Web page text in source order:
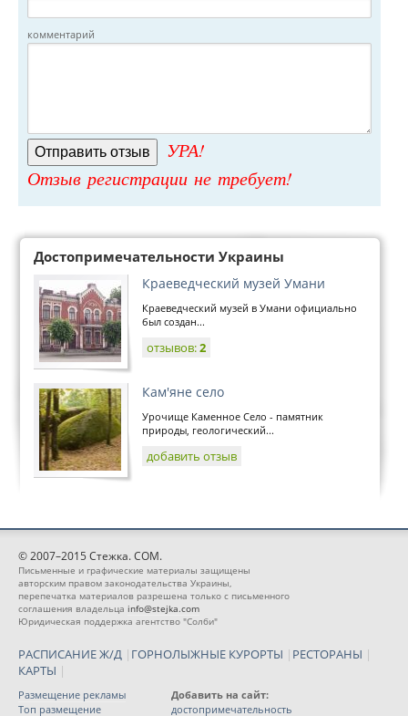
комментарий
УРА!
Отзыв регистрации не требует!
Достопримечательности Украины
Краеведческий музей Умани
Краеведческий музей в Умани официально
был создан...
отзывов:2
Кам'яне село
Урочище Каменное Село - памятник
природы, геологический...
добавить отзыв
© 2007–2015 Стежка. COM.
Письменные и графические материалы защищены
авторским правом законодательства Украины,
перепечатка материалов разрешена только с письменного
соглашения владельца info@stejka.com
Юридическая поддержка агентство "Солби"
РАСПИСАНИЕ Ж/Д | ГОРНОЛЫЖНЫЕ КУРОРТЫ | РЕСТОРАНЫ |
КАРТЫ |
Размещение рекламы
Топ размещение
Добавить на сайт:
достопримечательность